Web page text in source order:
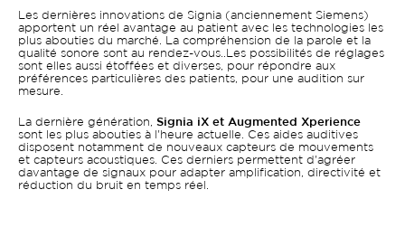
Les dernières innovations de Signia (anciennement Siemens)
apportent un réel avantage au patient avec les technologies les
plus abouties du marché. La compréhension de la parole et la
qualité sonore sont au rendez-vous..Les possibilités de réglages
sont elles aussi étoffées et diverses, pour répondre aux
préférences particulières des patients, pour une audition sur
mesure.
La dernière génération, Signia iX et Augmented Xperience
sont les plus abouties à l'heure actuelle. Ces aides auditives
disposent notamment de nouveaux capteurs de mouvements
et capteurs acoustiques. Ces derniers permettent d'agréer
davantage de signaux pour adapter amplification, directivité et
réduction du bruit en temps réel.